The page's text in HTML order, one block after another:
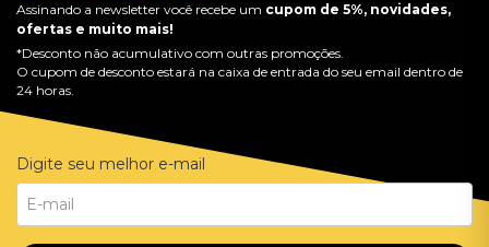
Assinando a newsletter você recebe um cupom de 5%, novidades,
ofertas e muito mais!
*Desconto não acumulativo com outras promoções.
O cupom de desconto estará na caixa de entrada do seu email dentro de
24 horas.
Digite seu melhor e-mail